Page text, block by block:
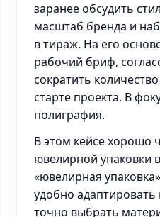
заранее обсудить
масштаб бренда и
в тираж. На его
рабочий бриф,
сократить
старте проекта. В
полиграфия.
В этом кейсе хорошо
ювелирной упаковки
«ювелирная
удобно
точно выбрать